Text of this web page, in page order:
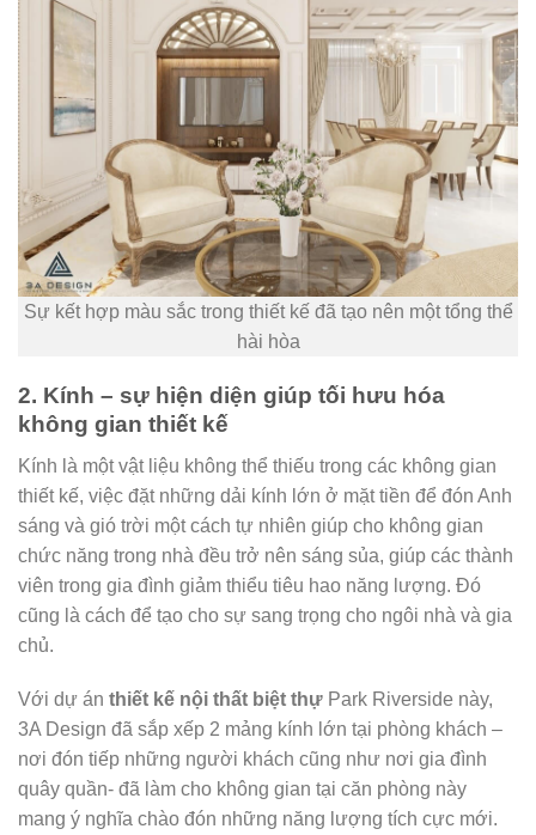
Sự kết hợp màu sắc trong thiết kế đã tạo nên một tổng thể
hài hòa
2. Kính – sự hiện diện giúp tối hưu hóa
không gian thiết kế
Kính là một vật liệu không thể thiếu trong các không gian
thiết kế, việc đặt những dải kính lớn ở mặt tiền để đón Anh
sáng và gió trời một cách tự nhiên giúp cho không gian
chức năng trong nhà đều trở nên sáng sủa, giúp các thành
viên trong gia đình giảm thiểu tiêu hao năng lượng. Đó
cũng là cách để tạo cho sự sang trọng cho ngôi nhà và gia
chủ.
Với dự án thiết kế nội thất biệt thự Park Riverside này,
3A Design đã sắp xếp 2 mảng kính lớn tại phòng khách –
nơi đón tiếp những người khách cũng như nơi gia đình
quây quần- đã làm cho không gian tại căn phòng này
mang ý nghĩa chào đón những năng lượng tích cực mới.